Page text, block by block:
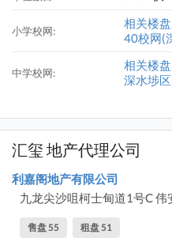
小学校网:
相关楼盘
40校网(
中学校网:
相关楼盘
深水埗
汇玺 地产代理公司
利嘉阁地产有限公司
九龙尖沙咀柯士甸道1号C 伟
售盘 55 租盘 51